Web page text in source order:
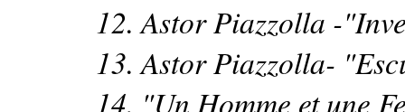
12. Astor Piazzolla -
13. Astor Piazzolla-
14. "Un Homme et une